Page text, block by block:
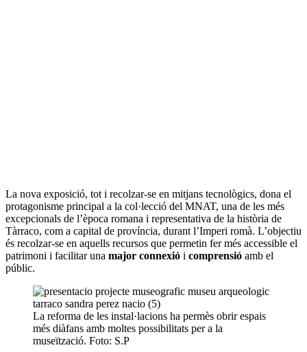
La nova exposició, tot i recolzar-se en mitjans tecnològics, dona el
protagonisme principal a la col·lecció del MNAT, una de les més
excepcionals de l’època romana i representativa de la història de
Tàrraco, com a capital de província, durant l’Imperi romà. L’objectiu
és recolzar-se en aquells recursos que permetin fer més accessible el
patrimoni i facilitar una major connexió i comprensió amb el
públic.
La reforma de les instal·lacions ha permès obrir espais
més diàfans amb moltes possibilitats per a la
museïtzació. Foto: S.P